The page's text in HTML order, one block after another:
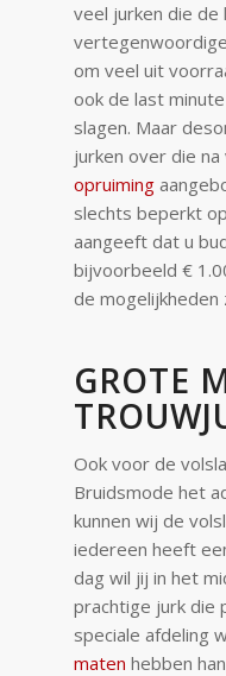
veel jurken die
om veel uit
ook de last
slagen. Maar
jurken over die
opruiming
slechts beperkt
aangeeft dat u
bijvoorbeeld €
de mogelijkheden
GROTE
Ook voor de
Bruidsmode het
kunnen wij de
iedereen heeft
dag wil jij in het
prachtige jurk die
speciale afdeling
maten hebben